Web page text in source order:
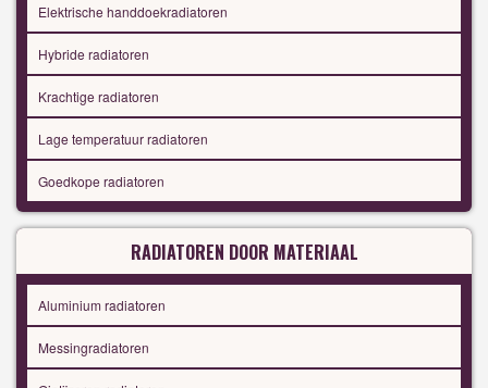
Elektrische handdoekradiatoren
Hybride radiatoren
Krachtige radiatoren
Lage temperatuur radiatoren
Goedkope radiatoren
RADIATOREN DOOR MATERIAAL
Aluminium radiatoren
Messingradiatoren